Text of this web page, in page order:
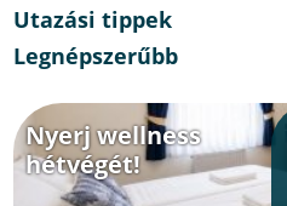
Utazási tippek
Legnépszerűbb
Nyerj wellness
hétvégét!